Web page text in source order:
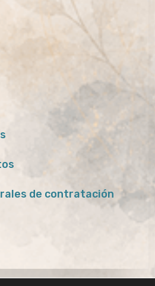
de contratación